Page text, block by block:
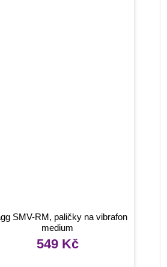
SMV-RM, paličky na vibrafon
medium
549 Kč